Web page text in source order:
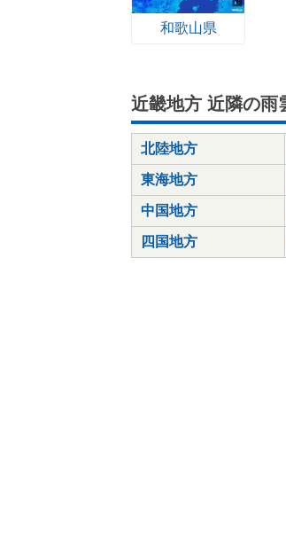
和歌山県
近畿地方 近隣の雨
北陸地方
東海地方
中国地方
四国地方